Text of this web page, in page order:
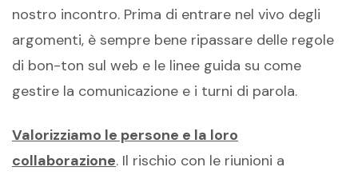
nostro incontro. Prima di entrare nel vivo degli
argomenti, è sempre bene ripassare delle regole
di bon-ton sul web e le linee guida su come
gestire la comunicazione e i turni di parola.
Valorizziamo le persone e la loro
collaborazione. Il rischio con le riunioni a